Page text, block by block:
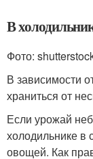
В
Фото:
В зависимости
храниться от
Если урожай
холодильнике в
овощей. Как